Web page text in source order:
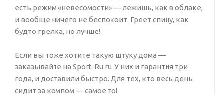
есть режим «невесомости» — лежишь, как в облаке,
и вообще ничего не беспокоит. Греет спину, как
будто грелка, но лучше!
Если вы тоже хотите такую штуку дома —
заказывайте на Sport-Ru.ru. У них и гарантия три
года, и доставили быстро. Для тех, кто весь день
сидит за компом — самое то!